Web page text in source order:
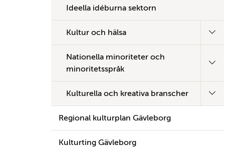
Ideella idéburna sektorn
Kultur och hälsa
Nationella minoriteter och
minoritetsspråk
Kulturella och kreativa branscher
Regional kulturplan Gävleborg
Kulturting Gävleborg